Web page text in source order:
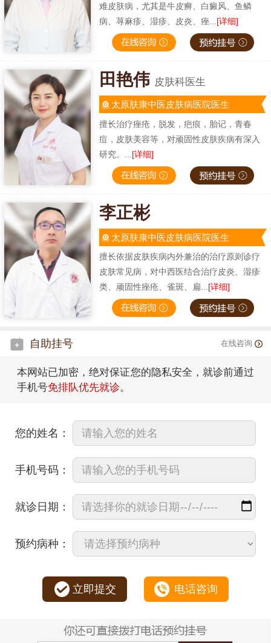
难皮肤病，尤其是牛皮癣、白癜风、鱼鳞
病、荨麻疹、湿疹、皮炎、痤... [详细]
田艳伟 皮肤科医生
太原肤康中医皮肤病医院医生
擅长治疗痤疮，脱发，疤痕，胎记，青春
痘，皮肤美容等，对顽固性皮肤疾病有深入
研究。... [详细]
李正彬
太原肤康中医皮肤病医院医生
擅长依据皮肤疾病内外兼治的治疗原则诊疗
皮肤常见病，对中西医结合治疗皮炎、湿疹
类、顽固性痤疮、雀斑、扁...[详细]
自助挂号 在线咨询
本网站已加密，绝对保证您的隐私安全，就诊前通过
手机号免排队优先就诊。
您的姓名：
手机号码：
就诊日期：
预约病种：
立即提交 电话咨询